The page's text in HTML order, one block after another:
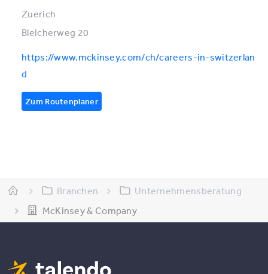
Zuerich
Bleicherweg 20
https://www.mckinsey.com/ch/careers-in-switzerlan
d
Zum Routenplaner
Branchen
Unternehmensberatung
McKinsey & Company